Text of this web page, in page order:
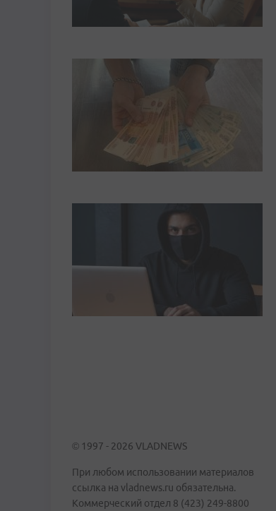
© 1997 - 2026 VLADNEWS
При любом использовании материалов
ссылка на vladnews.ru обязательна.
Коммерческий отдел 8 (423) 249-8800